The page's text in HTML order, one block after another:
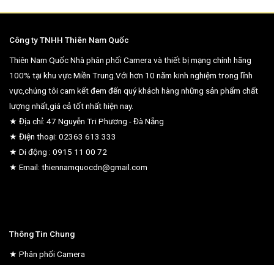
Công ty TNHH Thiên Nam Quốc
Thiên Nam Quốc Nhà phân phối Camera và thiết bị mạng chính hãng
100% tại khu vực Miền Trung.Với hơn 10 năm kinh nghiệm trong lĩnh
vực,chúng tôi cam kết đem đến quý khách hàng những sản phẩm chất
lượng nhất,giá cả tốt nhất hiện nay.
★ Địa chỉ: 47 Nguyễn Tri Phương - Đà Nẵng
★ Điện thoại: 02363 613 333
★ Di động : 0915 11 00 72
★ Email: thiennamquocdn@gmail.com
Thông Tin Chung
★ Phân phối Camera